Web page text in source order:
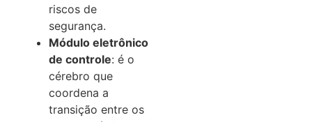
riscos de
segurança.
Módulo eletrônico
de controle: é o
cérebro que
coordena a
transição entre os